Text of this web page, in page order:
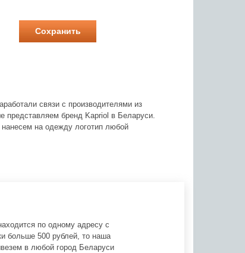
связи с производителями из
бренд Kapriol в Беларуси.
на одежду логотип любой
по одному адресу с
больше 500 рублей, то наша
в любой город Беларуси